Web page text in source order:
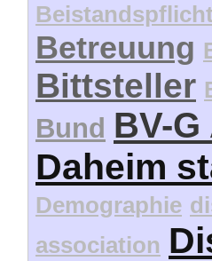
Betreuung
Bittsteller
Bund BV-
Daheim
Demographie
association